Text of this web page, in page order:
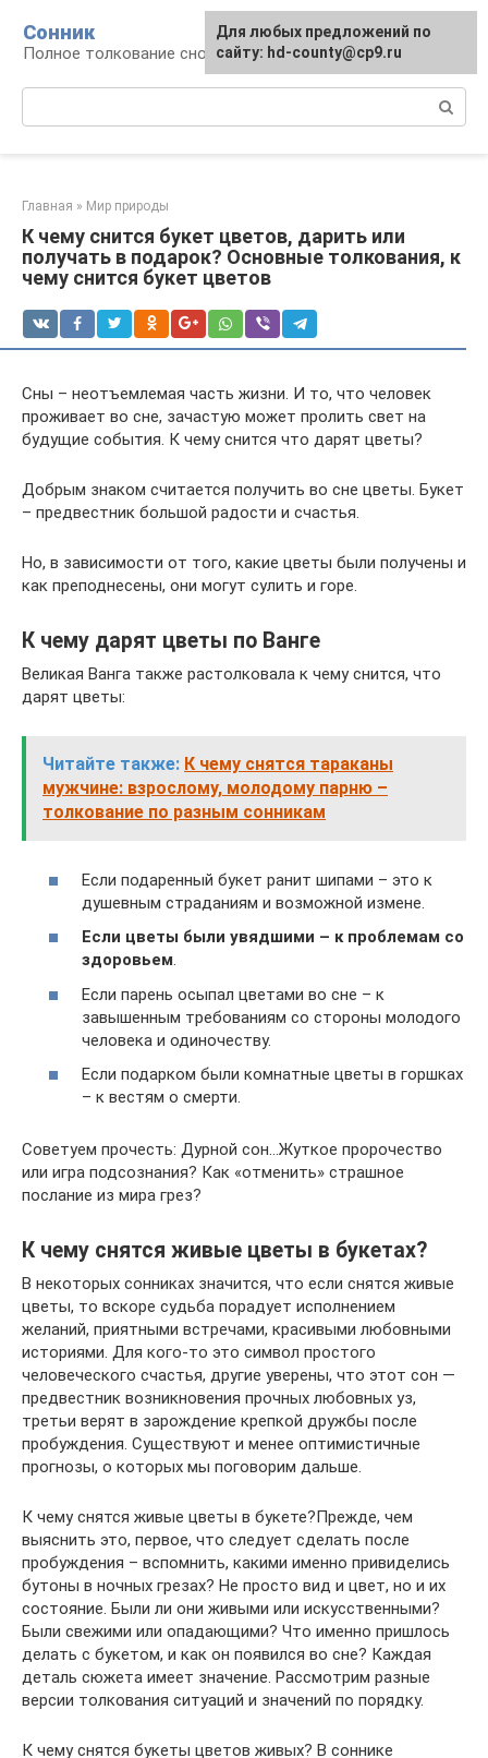
контенту
Сонник
Полное толкование снов
Главная » Мир природы
К чему снится букет цветов, дарить или
получать в подарок? Основные толкования, к
чему снится букет цветов
Сны – неотъемлемая часть жизни. И то, что человек
проживает во сне, зачастую может пролить свет на
будущие события. К чему снится что дарят цветы?
Добрым знаком считается получить во сне цветы. Букет
– предвестник большой радости и счастья.
Но, в зависимости от того, какие цветы были получены и
как преподнесены, они могут сулить и горе.
К чему дарят цветы по Ванге
Великая Ванга также растолковала к чему снится, что
дарят цветы:
Читайте также: К чему снятся тараканы
мужчине: взрослому, молодому парню –
толкование по разным сонникам
Если подаренный букет ранит шипами – это к
душевным страданиям и возможной измене.
Если цветы были увядшими – к проблемам со
здоровьем.
Если парень осыпал цветами во сне – к
завышенным требованиям со стороны молодого
человека и одиночеству.
Если подарком были комнатные цветы в горшках
– к вестям о смерти.
Советуем прочесть: Дурной сон…Жуткое пророчество
или игра подсознания? Как «отменить» страшное
послание из мира грез?
К чему снятся живые цветы в букетах?
В некоторых сонниках значится, что если снятся живые
цветы, то вскоре судьба порадует исполнением
желаний, приятными встречами, красивыми любовными
историями. Для кого-то это символ простого
человеческого счастья, другие уверены, что этот сон —
предвестник возникновения прочных любовных уз,
третьи верят в зарождение крепкой дружбы после
пробуждения. Существуют и менее оптимистичные
прогнозы, о которых мы поговорим дальше.
К чему снятся живые цветы в букете?Прежде, чем
выяснить это, первое, что следует сделать после
пробуждения – вспомнить, какими именно привиделись
бутоны в ночных грезах? Не просто вид и цвет, но и их
состояние. Были ли они живыми или искусственными?
Были свежими или опадающими? Что именно пришлось
делать с букетом, и как он появился во сне? Каждая
деталь сюжета имеет значение. Рассмотрим разные
версии толкования ситуаций и значений по порядку.
К чему снятся букеты цветов живых? В соннике
Для любых предложений по
сайту: hd-county@cp9.ru